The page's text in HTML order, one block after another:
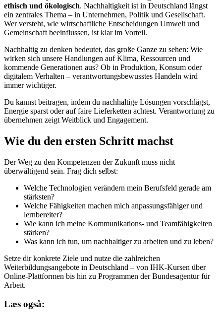
ethisch und ökologisch. Nachhaltigkeit ist in Deutschland längst
ein zentrales Thema – in Unternehmen, Politik und Gesellschaft.
Wer versteht, wie wirtschaftliche Entscheidungen Umwelt und
Gemeinschaft beeinflussen, ist klar im Vorteil.
Nachhaltig zu denken bedeutet, das große Ganze zu sehen: Wie
wirken sich unsere Handlungen auf Klima, Ressourcen und
kommende Generationen aus? Ob in Produktion, Konsum oder
digitalem Verhalten – verantwortungsbewusstes Handeln wird
immer wichtiger.
Du kannst beitragen, indem du nachhaltige Lösungen vorschlägst,
Energie sparst oder auf faire Lieferketten achtest. Verantwortung zu
übernehmen zeigt Weitblick und Engagement.
Wie du den ersten Schritt machst
Der Weg zu den Kompetenzen der Zukunft muss nicht
überwältigend sein. Frag dich selbst:
Welche Technologien verändern mein Berufsfeld gerade am
stärksten?
Welche Fähigkeiten machen mich anpassungsfähiger und
lernbereiter?
Wie kann ich meine Kommunikations- und Teamfähigkeiten
stärken?
Was kann ich tun, um nachhaltiger zu arbeiten und zu leben?
Setze dir konkrete Ziele und nutze die zahlreichen
Weiterbildungsangebote in Deutschland – von IHK-Kursen über
Online-Plattformen bis hin zu Programmen der Bundesagentur für
Arbeit.
Læs også: